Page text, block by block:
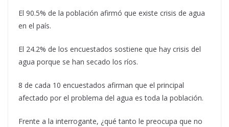
El 90.5% de la población afirmó que existe crisis de agua
en el país.
El 24.2% de los encuestados sostiene que hay crisis del
agua porque se han secado los ríos.
8 de cada 10 encuestados afirman que el principal
afectado por el problema del agua es toda la población.
Frente a la interrogante, ¿qué tanto le preocupa que no